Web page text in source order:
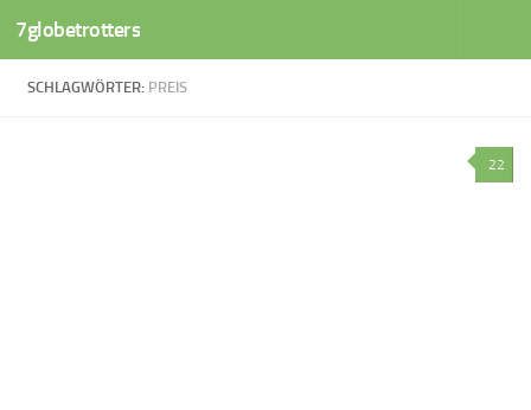
Zum Inhalt springen
7globetrotters
SCHLAGWÖRTER: PREIS
22